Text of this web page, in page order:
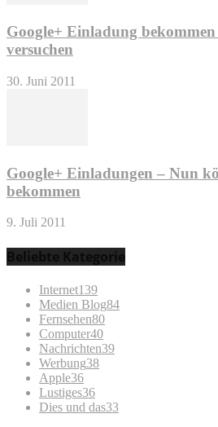
Google+ Einladung bekommen
versuchen
30. Juni 2011
Google+ Einladungen – Nun
bekommen
9. Juli 2011
Beliebte Kategorie
Internet139
Medien Blog84
Fernsehen80
Computer40
Nachrichten39
Werbung38
Apple36
Lustiges36
Dies und das33